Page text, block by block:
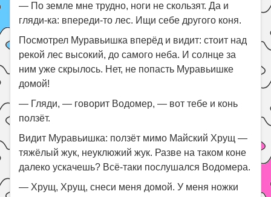
— По земле мне трудно, ноги не скользят. Да и
гляди-ка: впереди-то лес. Ищи себе другого коня.
Посмотрел Муравьишка вперёд и видит: стоит над
рекой лес высокий, до самого неба. И солнце за
ним уже скрылось. Нет, не попасть Муравьишке
домой!
— Гляди, — говорит Водомер, — вот тебе и конь
ползёт.
Видит Муравьишка: ползёт мимо Майский Хрущ —
тяжёлый жук, неуклюжий жук. Разве на таком коне
далеко ускачешь? Всё-таки послушался Водомера.
— Хрущ, Хрущ, снеси меня домой. У меня ножки